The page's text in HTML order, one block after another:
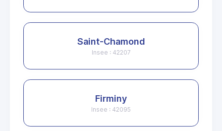
Saint-Chamond
Insee : 42207
Firminy
Insee : 42095